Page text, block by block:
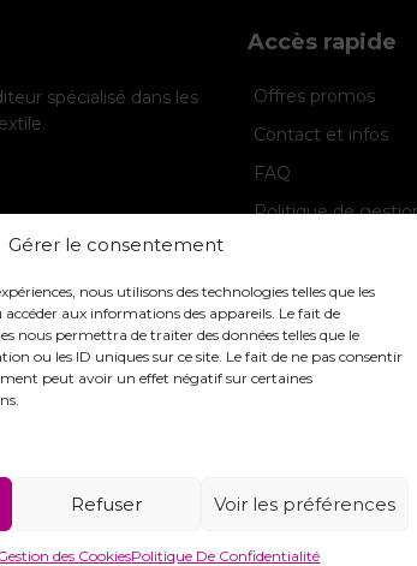
Gérer le consentement
nous utilisons des technologies telles que les
aux informations des appareils. Le fait de
nous permettra de traiter des données telles que le
ou les ID uniques sur ce site. Le fait de ne pas consentir
peut avoir un effet négatif sur certaines
Refuser Voir les préférences
des CookiesPolitique De Confidentialité
spécialisé dans les
Accès rapide
Offres promos
Contact et infos
FAQ
Politique de
Politique de
Mentions légales
©